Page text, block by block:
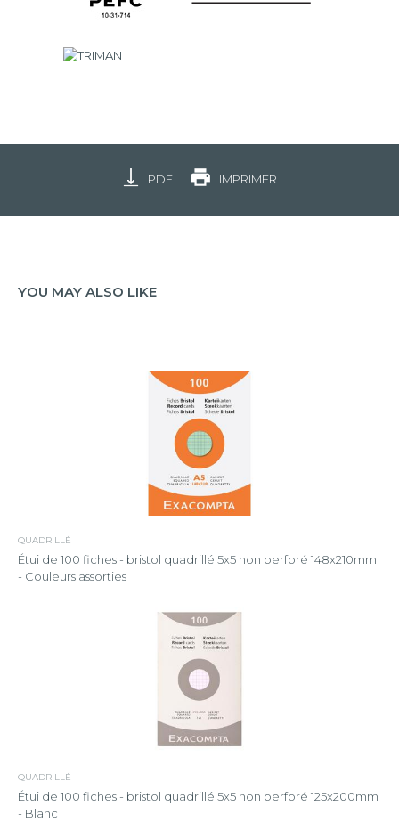
PDF IMPRIMER
YOU MAY ALSO LIKE
QUADRILLÉ
Étui de 100 fiches - bristol quadrillé 5x5 non perforé 148x210mm
- Couleurs assorties
QUADRILLÉ
Étui de 100 fiches - bristol quadrillé 5x5 non perforé 125x200mm
- Blanc